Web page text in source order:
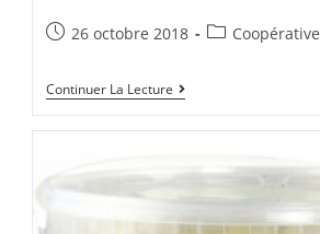
Post26 octobre 2018
PostCoopérative
Continuer La Lecture Les
Savons